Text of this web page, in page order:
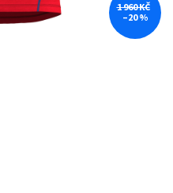
1 960 KČ
–20 %